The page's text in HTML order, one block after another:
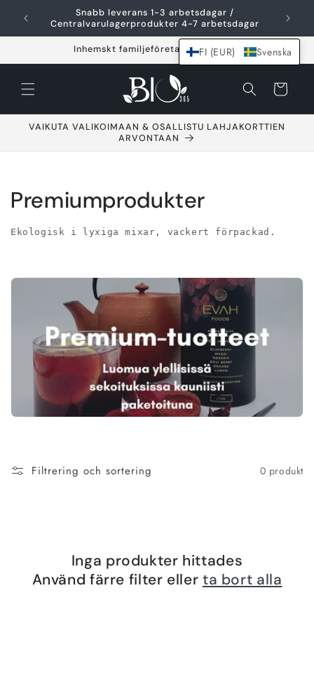
Hoppa över och
gå till innehållet
Snabb leverans 1-3 arbetsdagar /
Centralvarulagerprodukter 4-7 arbetsdagar
Inhemskt familjeföretag sedan 2021
Varukorg
VAIKUTA VALIKOIMAAN & OSALLISTU LAHJAKORTTIEN
ARVONTAAN
S
a
l
Premiumprodukter
Ekologisk i lyxiga mixar, vackert förpackad.
Filtrering och sortering 0 produkt
Inga produkter hittades
Använd färre filter eller ta bort alla
FI (EUR) Svenska